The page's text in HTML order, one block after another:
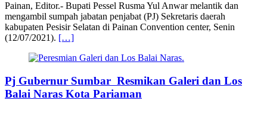
Painan, Editor.- Bupati Pessel Rusma Yul Anwar melantik dan
mengambil sumpah jabatan penjabat (PJ) Sekretaris daerah
kabupaten Pesisir Selatan di Painan Convention center, Senin
(12/07/2021). […]
Pj Gubernur Sumbar Resmikan Galeri dan Los
Balai Naras Kota Pariaman